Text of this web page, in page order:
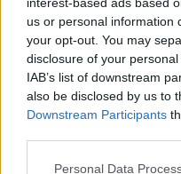
us or personal information
your opt-out. You may
disclosure of your
IAB’s list of downstream
also be disclosed by us to
Downstream Participants
Personal Data